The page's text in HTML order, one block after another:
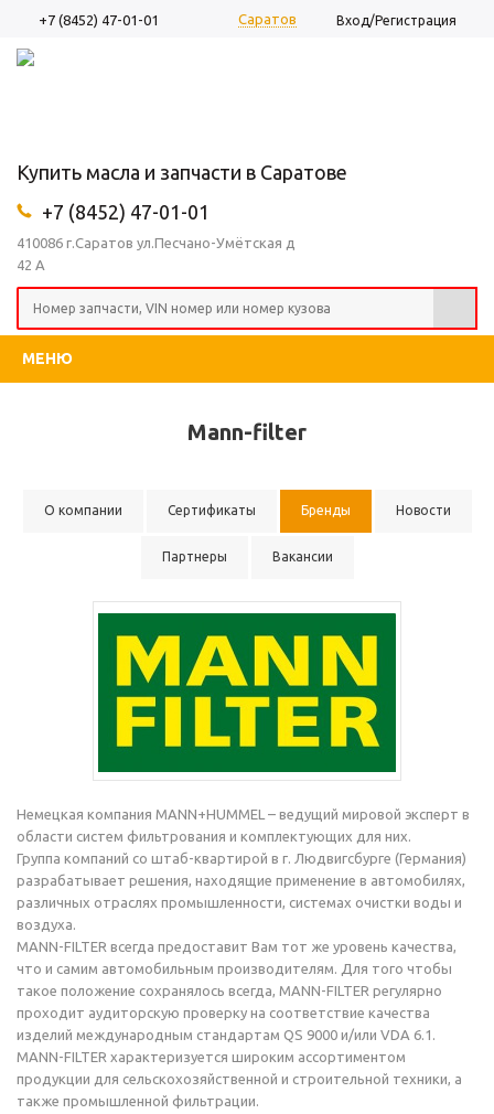
Саратов
+7 (8452) 47-01-01 Вход/Регистрация
МЕНЮ
Купить масла и запчасти в Саратове
410086 г.Саратов ул.Песчано-Умётская д
42 А
+7 (8452) 47-01-01
Mann-filter
О компании Сертификаты Бренды Новости
Партнеры Вакансии
Немецкая компания MANN+HUMMEL – ведущий мировой эксперт в
области систем фильтрования и комплектующих для них.
Группа компаний со штаб-квартирой в г. Людвигсбурге (Германия)
разрабатывает решения, находящие применение в автомобилях,
различных отраслях промышленности, системах очистки воды и
воздуха.
MANN-FILTER всегда предоставит Вам тот же уровень качества,
что и самим автомобильным производителям. Для того чтобы
такое положение сохранялось всегда, MANN-FILTER регулярно
проходит аудиторскую проверку на соответствие качества
изделий международным стандартам QS 9000 и/или VDA 6.1.
MANN-FILTER характеризуется широким ассортиментом
продукции для сельскохозяйственной и строительной техники, а
также промышленной фильтрации.